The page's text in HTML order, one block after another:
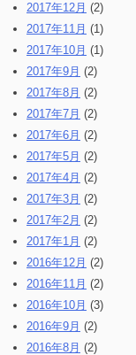
2017年12月 (2)
2017年11月 (1)
2017年10月 (1)
2017年9月 (2)
2017年8月 (2)
2017年7月 (2)
2017年6月 (2)
2017年5月 (2)
2017年4月 (2)
2017年3月 (2)
2017年2月 (2)
2017年1月 (2)
2016年12月 (2)
2016年11月 (2)
2016年10月 (3)
2016年9月 (2)
2016年8月 (2)